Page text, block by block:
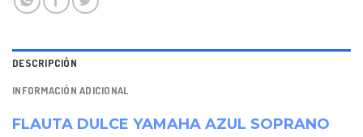
DESCRIPCIÓN
INFORMACIÓN ADICIONAL
FLAUTA DULCE YAMAHA AZUL SOPRANO